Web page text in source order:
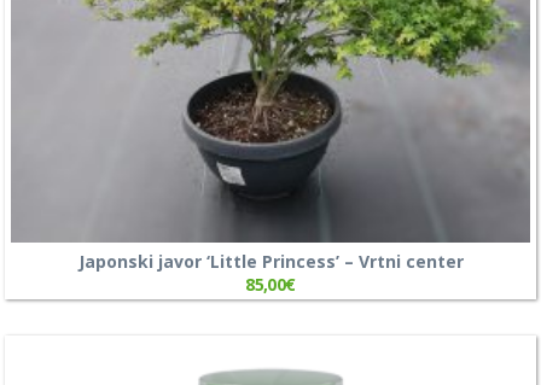
Japonski javor ‘Little Princess’ – Vrtni center
85,00€